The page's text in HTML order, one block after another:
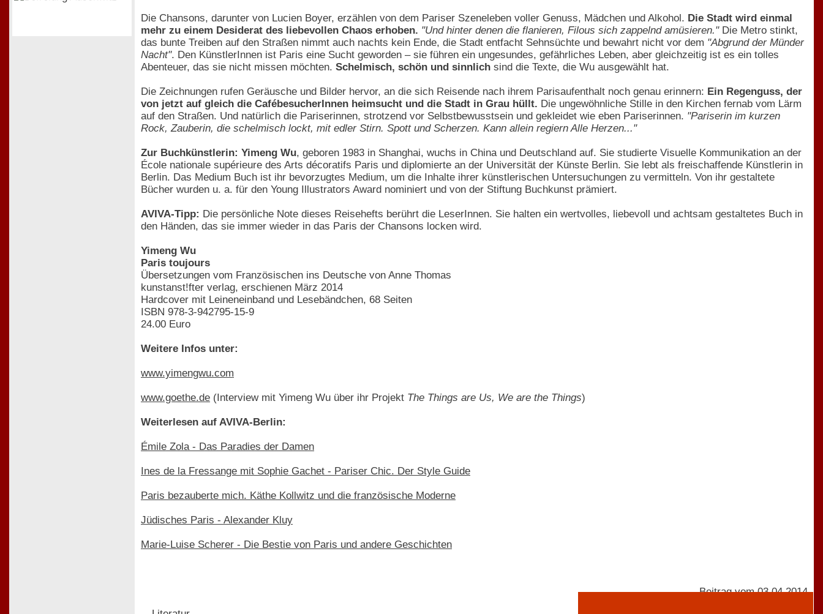
Die Chansons, darunter von Lucien Boyer, erzählen von dem Pariser Szeneleben voller Genuss, Mädchen und Alkohol. Die Stadt wird einmal
mehr zu einem Desiderat des liebevollen Chaos erhoben. "Und hinter denen die flanieren, Filous sich zappelnd amüsieren."Die Metro stinkt,
das bunte Treiben auf den Straßen nimmt auch nachts kein Ende, die Stadt entfacht Sehnsüchte und bewahrt nicht vor dem "Abgrund der Münder
Nacht". Den KünstlerInnen ist Paris eine Sucht geworden – sie führen ein ungesundes, gefährliches Leben, aber gleichzeitig ist es ein tolles
Abenteuer, das sie nicht missen möchten. Schelmisch, schön und sinnlich sind die Texte, die Wu ausgewählt hat.
Die Zeichnungen rufen Geräusche und Bilder hervor, an die sich Reisende nach ihrem Parisaufenthalt noch genau erinnern: Ein Regenguss, der
von jetzt auf gleich die CafébesucherInnen heimsucht und die Stadt in Grau hüllt. Die ungewöhnliche Stille in den Kirchen fernab vom Lärm
auf den Straßen. Und natürlich die Pariserinnen, strotzend vor Selbstbewusstsein und gekleidet wie eben Pariserinnen. "Pariserin im kurzen
Rock, Zauberin, die schelmisch lockt, mit edler Stirn. Spott und Scherzen. Kann allein regiern Alle Herzen..."
Zur Buchkünstlerin: Yimeng Wu, geboren 1983 in Shanghai, wuchs in China und Deutschland auf. Sie studierte Visuelle Kommunikation an der
École nationale supérieure des Arts décoratifs Paris und diplomierte an der Universität der Künste Berlin. Sie lebt als freischaffende Künstlerin in
Berlin. Das Medium Buch ist ihr bevorzugtes Medium, um die Inhalte ihrer künstlerischen Untersuchungen zu vermitteln. Von ihr gestaltete
Bücher wurden u. a. für den Young Illustrators Award nominiert und von der Stiftung Buchkunst prämiert.
AVIVA-Tipp: Die persönliche Note dieses Reisehefts berührt die LeserInnen. Sie halten ein wertvolles, liebevoll und achtsam gestaltetes Buch in
den Händen, das sie immer wieder in das Paris der Chansons locken wird.
Yimeng Wu
Paris toujours
Übersetzungen vom Französischen ins Deutsche von Anne Thomas
kunstanst!fter verlag, erschienen März 2014
Hardcover mit Leineneinband und Lesebändchen, 68 Seiten
ISBN 978-3-942795-15-9
24.00 Euro
Weitere Infos unter:
www.yimengwu.com
www.goethe.de (Interview mit Yimeng Wu über ihr Projekt The Things are Us, We are the Things)
Weiterlesen auf AVIVA-Berlin:
Émile Zola - Das Paradies der Damen
Ines de la Fressange mit Sophie Gachet - Pariser Chic. Der Style Guide
Paris bezauberte mich. Käthe Kollwitz und die französische Moderne
Jüdisches Paris - Alexander Kluy
Marie-Luise Scherer - Die Bestie von Paris und andere Geschichten
Beitrag vom 03.04.2014